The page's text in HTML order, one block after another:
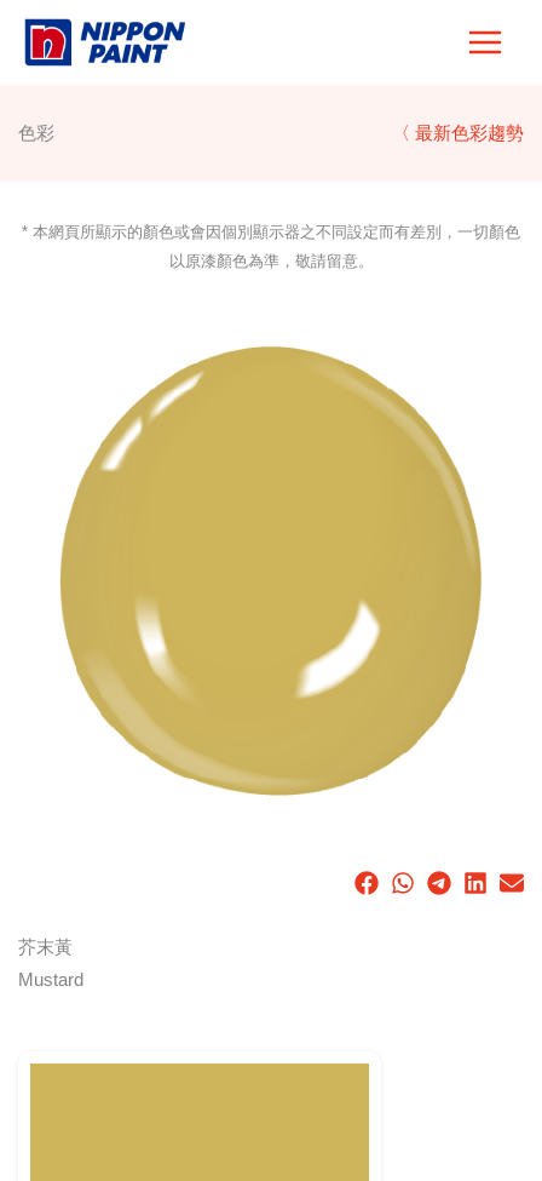
Skip
色彩 〈 最新色彩趨勢
* 本網頁所顯示的顏色或會因個別顯示器之不同設定而有差別，一切顏色
以原漆顏色為準，敬請留意。
芥末黃
Mustard